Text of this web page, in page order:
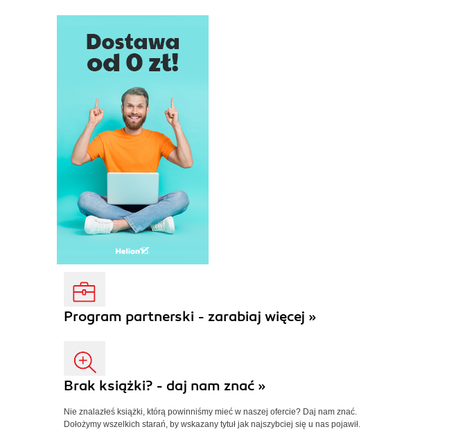
Program partnerski - zarabiaj więcej »
Brak książki? - daj nam znać »
Nie znalazłeś książki, którą powinniśmy mieć w naszej ofercie? Daj nam znać.
Dołożymy wszelkich starań, by wskazany tytuł jak najszybciej się u nas pojawił.